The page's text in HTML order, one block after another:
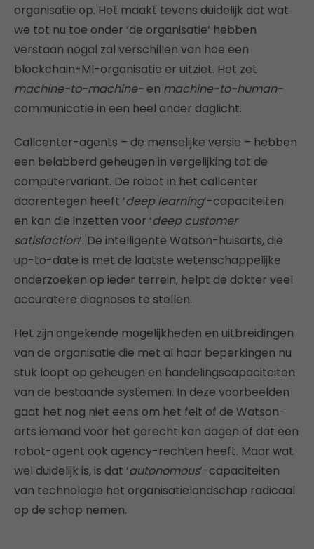
organisatie op. Het maakt tevens duidelijk dat wat
we tot nu toe onder ‘de organisatie’ hebben
verstaan nogal zal verschillen van hoe een
blockchain-MI-organisatie er uitziet. Het zet
machine-to-machine- en machine-to-human-
communicatie in een heel ander daglicht.
Callcenter-agents – de menselijke versie – hebben
een belabberd geheugen in vergelijking tot de
computervariant. De robot in het callcenter
daarentegen heeft ‘deep learning’-capaciteiten
en kan die inzetten voor ‘deep customer
satisfaction’. De intelligente Watson-huisarts, die
up-to-date is met de laatste wetenschappelijke
onderzoeken op ieder terrein, helpt de dokter veel
accuratere diagnoses te stellen.
Het zijn ongekende mogelijkheden en uitbreidingen
van de organisatie die met al haar beperkingen nu
stuk loopt op geheugen en handelingscapaciteiten
van de bestaande systemen. In deze voorbeelden
gaat het nog niet eens om het feit of de Watson-
arts iemand voor het gerecht kan dagen of dat een
robot-agent ook agency-rechten heeft. Maar wat
wel duidelijk is, is dat ‘autonomous’-capaciteiten
van technologie het organisatielandschap radicaal
op de schop nemen.